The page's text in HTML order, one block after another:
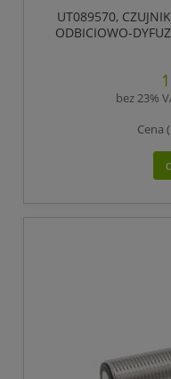
UT089570,
ODBICIOWO-
bez 23%
Cena